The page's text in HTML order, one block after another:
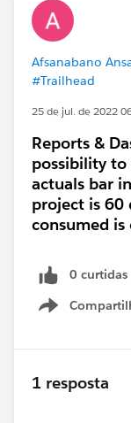
Afsanabano
#Trailhead
25 de jul. de 2022
Reports &
possibility
actuals bar
project is 60
consumed
0 curtidas
Show
1 resposta